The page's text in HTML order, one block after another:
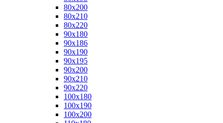
80x200
80x210
80x220
90x180
90x186
90x190
90x195
90x200
90x210
90x220
100x180
100x190
100x200